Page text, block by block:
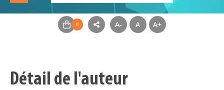
A- A A+
Détail de l'auteur